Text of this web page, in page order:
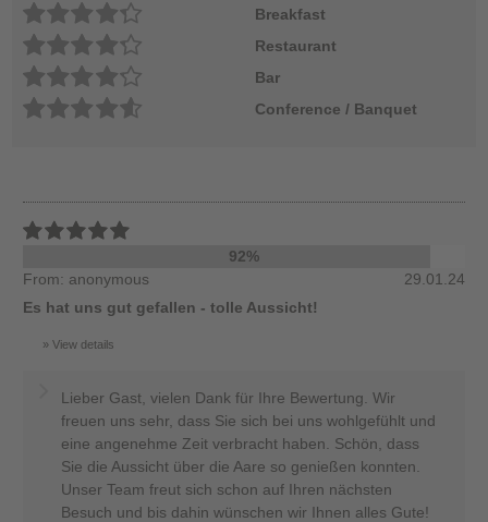
Breakfast
Restaurant
Bar
Conference / Banquet
92%
From: anonymous
29.01.24
Es hat uns gut gefallen - tolle Aussicht!
View details
Lieber Gast, vielen Dank für Ihre Bewertung. Wir
freuen uns sehr, dass Sie sich bei uns wohlgefühlt und
eine angenehme Zeit verbracht haben. Schön, dass
Sie die Aussicht über die Aare so genießen konnten.
Unser Team freut sich schon auf Ihren nächsten
Besuch und bis dahin wünschen wir Ihnen alles Gute!